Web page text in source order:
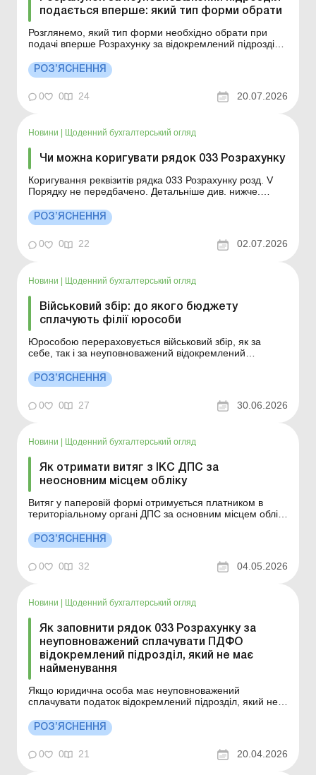
подається вперше: який тип форми обрати
Розглянемо, який тип форми необхідно обрати при
подачі вперше Розрахунку за відокремлений підрозділ,
працюють наймані працівники. Більше за темою: День
бухгалтера з Uteka: головні обліково-податкові зміни
липня – 2026! Який тип форми необхідно обрати ...
РОЗ’ЯСНЕННЯ
0 0 24 20.07.2026
Новини Щоденний бухгалтерський огляд
Чи можна коригувати рядок 033 Розрахунку
Коригування реквізитів рядка 033 Розрахунку розд. V
Порядку не передбачено. Детальніше див. нижче.
підрозділу: як оформити Як подати додаток 4ДФ за
відокремлений підрозділ Відокремлений підрозділ і
форма № 20-ОПП: різні ситуації Чи передбачено...
РОЗ’ЯСНЕННЯ
0 0 22 02.07.2026
Новини | Щоденний бухгалтерський огляд
Військовий збір: до якого бюджету
сплачують філії юрособи
Юрособою перераховується військовий збір, як за
себе, так і за неуповноважений відокремлений
(реєстрації). Суми військового збору, нараховані
уповноваженим відокремленим підрозділом,
перераховуються до відповідного бюджету за
місцезнаходженням (реєстра...
РОЗ’ЯСНЕННЯ
0 0 27 30.06.2026
Новини | Щоденний бухгалтерський огляд
Як отримати витяг з ІКС ДПС за
неосновним місцем обліку
Витяг у паперовій формі отримується платником в
територіальному органі ДПС за основним місцем обліку
Запиту територіальним органом ДПС. Більше
за темою: Як подати додаток 4ДФ за відокремлений
РОЗ’ЯСНЕННЯ
0 0 32 04.05.2026
Новини Щоденний бухгалтерський огляд
Як заповнити рядок 033 Розрахунку за
неуповноважений сплачувати ПДФО
відокремлений підрозділ, який не має
найменування
Якщо юридична особа має неуповноважений
сплачувати податок відокремлений підрозділ, який не
Розрахунку зазначається назва підприємства та тип
об’єкта (магазин, кіоск, склад), за яким знаходиться
відокремлений підрозділ, та адреса його місцезн...
РОЗ’ЯСНЕННЯ
0 0 21 20.04.2026